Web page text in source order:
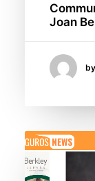
Joan